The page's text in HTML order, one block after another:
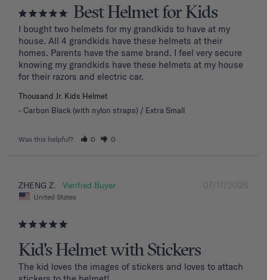
Best Helmet for Kids
I bought two helmets for my grandkids to have at my
house. All 4 grandkids have these helmets at their
homes. Parents have the same brand. I feel very secure
knowing my grandkids have these helmets at my house
for their razors and electric car.
Thousand Jr. Kids Helmet
Carbon Black (with nylon straps) / Extra Small
Was this helpful? 0 0
07/11/2026
ZHENG Z.
United States
Kid's Helmet with Stickers
The kid loves the images of stickers and loves to attach